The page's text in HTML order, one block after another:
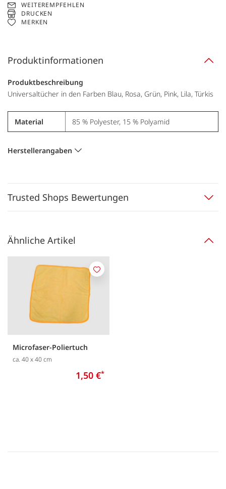
WEITEREMPFEHLEN
DRUCKEN
MERKEN
Produktinformationen
Produktbeschreibung
Universaltücher in den Farben Blau, Rosa, Grün, Pink, Lila, Türkis
Material 85 % Polyester, 15 % Polyamid
Herstellerangaben
Trusted Shops Bewertungen
Ähnliche Artikel
Microfaser-Poliertuch
ca. 40 x 40 cm
1,50 €*
Merken